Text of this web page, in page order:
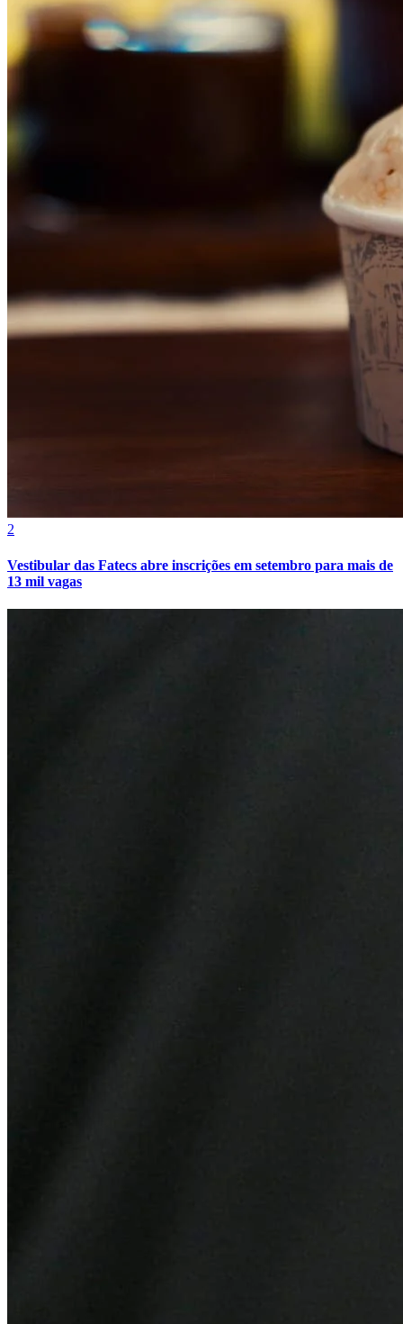
Cruzeiro
2
Vestibular das Fatecs abre inscrições em setembro para mais de
13 mil vagas